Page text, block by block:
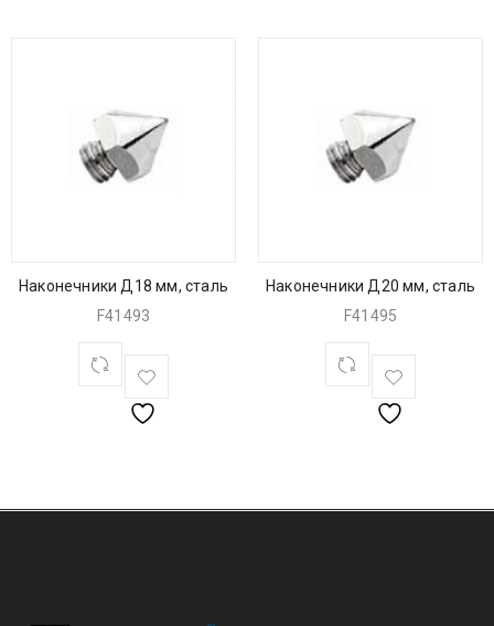
Наконечники Д18 мм, сталь
F41493
Наконечники Д20 мм, сталь
F41495